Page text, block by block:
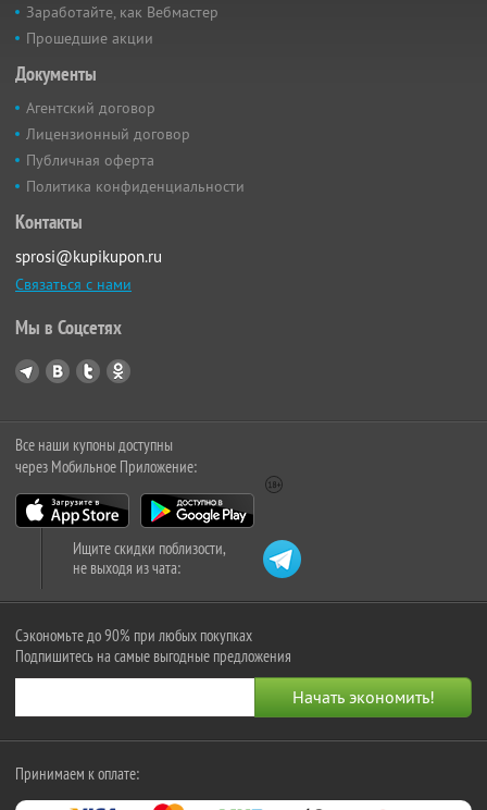
Заработайте, как Вебмастер
Прошедшие акции
Документы
Агентский договор
Лицензионный договор
Публичная оферта
Политика конфиденциальности
Контакты
sprosi@kupikupon.ru
Связаться с нами
Мы в Соцсетях
Все наши купоны доступны
через Мобильное Приложение:
Ищите скидки поблизости,
не выходя из чата:
Сэкономьте до 90% при любых покупках
Подпишитесь на самые выгодные предложения
Принимаем к оплате: